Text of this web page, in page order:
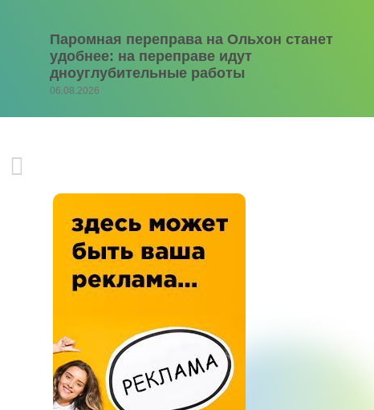
Паромная переправа на Ольхон станет
удобнее: на переправе идут
дноуглубительные работы
06.08.2026